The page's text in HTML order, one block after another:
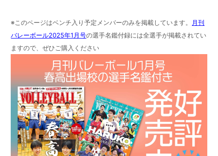
※このページはベンチ入り予定メンバーのみを掲載しています。
月刊
バレーボール2025年1月号の選手名鑑付録には全選手が掲載されてい
ますので、ぜひご購入ください